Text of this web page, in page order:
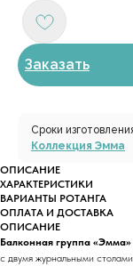
Заказать
Сроки
Коллекция Эмма
ОПИСАНИЕ
ХАРАКТЕРИСТИКИ
ВАРИАНТЫ РОТАНГА
ОПЛАТА И ДОСТАВКА
ОПИСАНИЕ
Балконная группа «Эмма»
с двумя журнальными